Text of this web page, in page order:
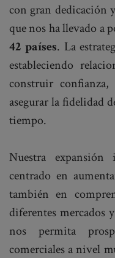
con gran dedicación
que nos ha llevado a
42 países. La
estableciendo
construir
asegurar la fidelidad
tiempo.
Nuestra
centrado en
también en
diferentes mercados
nos permita
comerciales a nivel